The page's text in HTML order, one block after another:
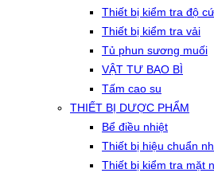
Thiết bị kiểm tra độ
Thiết bị kiểm tra vải
Tủ phun sương muối
VẬT TƯ BAO BÌ
Tấm cao su
THIẾT BỊ DƯỢC PHẨM
Bể điều nhiệt
Thiết bị hiệu chuẩn
Thiết bị kiểm tra mặt